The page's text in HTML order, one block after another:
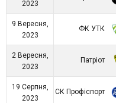
2023
9 Вересня,
2023
ФК УТК
2 Вересня,
2023
Патріот
19 Серпня,
2023
СК Профіспорт